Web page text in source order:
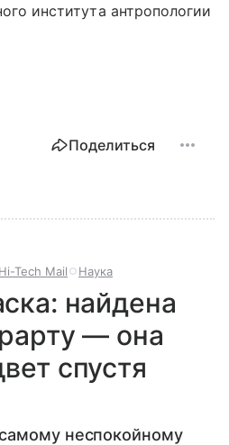
института антропологии
Поделиться
Hi-Tech Mail Наука
найдена
— она
спустя
неспокойному